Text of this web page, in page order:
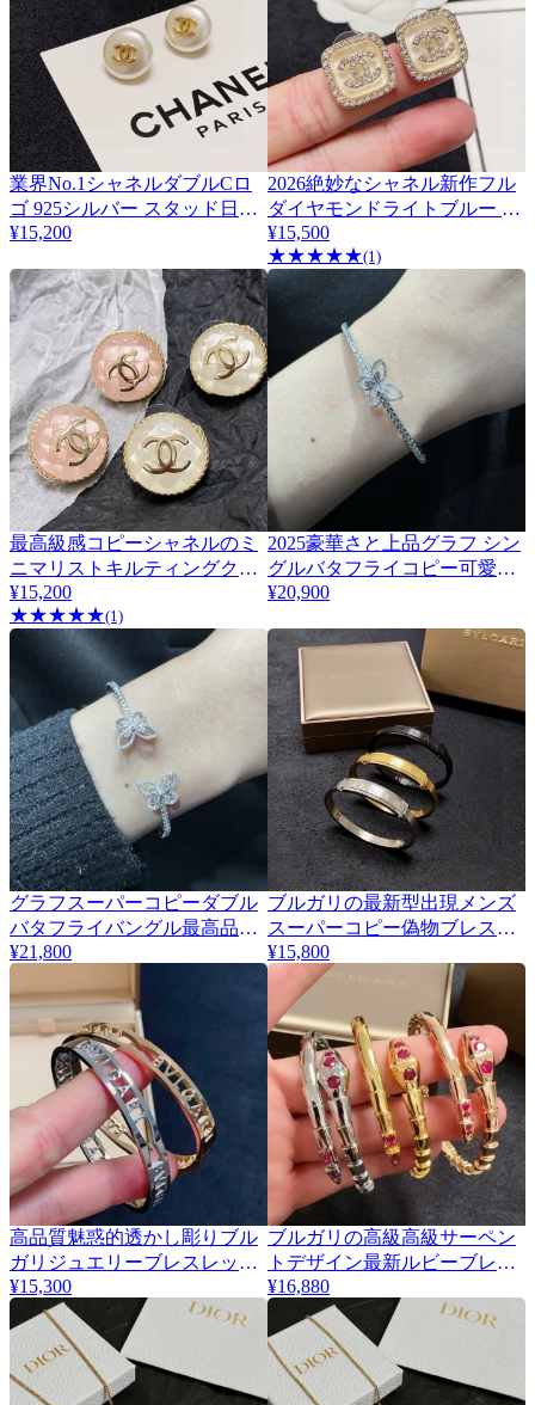
業界No.1シャネルダブルCロ
ゴ 925シルバー スタッド日本
最大級コピーピアス偽物
¥15,200
2026絶妙なシャネル新作フル
ダイヤモンドライトブルー ス
タッドコピージュエリーピア
ス 440988
¥15,500
★★★★★(1)
最高級感コピーシャネルのミ
ニマリストキルティングクリ
スタルイヤリング 440989
¥15,200
★★★★★(1)
2025豪華さと上品グラフ シン
グルバタフライコピー可愛い
偽物ブレスレット 436341
¥20,900
グラフスーパーコピーダブル
バタフライバングル最高品質
のキュービックジルコニア
¥21,800
ブルガリの最新型出現メンズ
スーパーコピー偽物ブレスレ
ット 429406
¥15,800
高品質魅惑的透かし彫りブル
ガリジュエリーブレスレット
コピー 429407激安買取
¥15,300
ブルガリの高級高級サーペン
トデザイン最新ルビーブレス
レットコピー 429408
¥16,880